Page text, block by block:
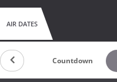
AIR DATES
Countdown